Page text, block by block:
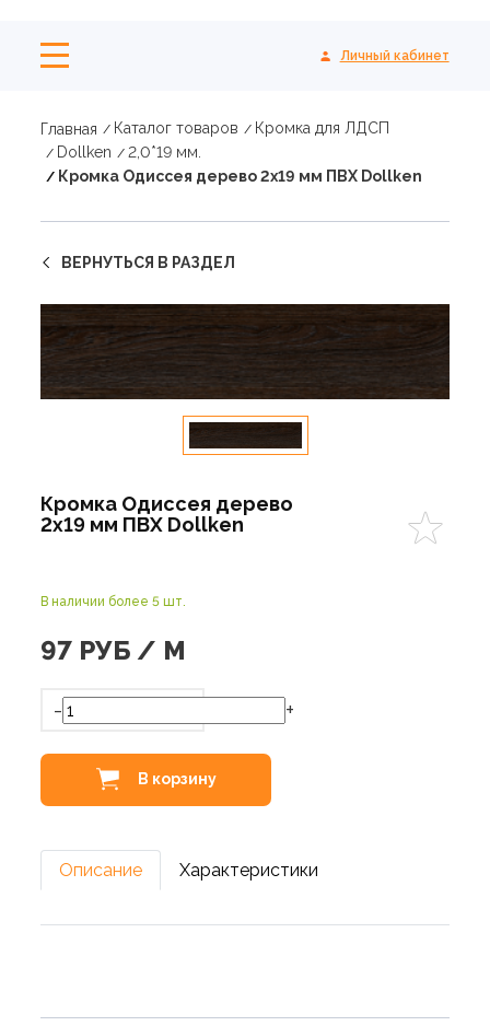
Личный кабинет
Главная Каталог товаров
Кромка для ЛДСП
Dollken
2,0*19 мм.
Кромка Одиссея дерево 2х19 мм ПВХ Dollken
ВЕРНУТЬСЯ В РАЗДЕЛ
Кромка Одиссея дерево
2х19 мм ПВХ Dollken
В наличии более 5 шт.
97 РУБ / М
- +
В корзину
Описание Характеристики